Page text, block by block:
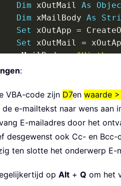
Dim xOutMail As
Dim xMailBody As
Set xOutApp =
Set xOutMail =
xMailBody
= "Hi
On Error Resume Next
With xOutMail
.To
"Email
.
BCC =
""
.Subject =
.Display 'or
:
VBA-code zijn D7en waarde
de e-mailtekst naar wens aan
E-mailadres door het
desgewenst ook Cc- en
ten slotte het onderwerp E-
op Alt + Q om het